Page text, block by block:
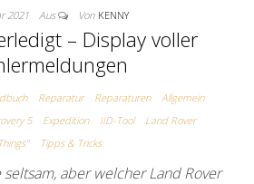
2021 Aus Von KENNY
– Display voller
Reparatur Reparaturen
Allgemein
5 Expedition IID-Tool
Land Rover
Tipps & Tricks
aber welcher Land Rover